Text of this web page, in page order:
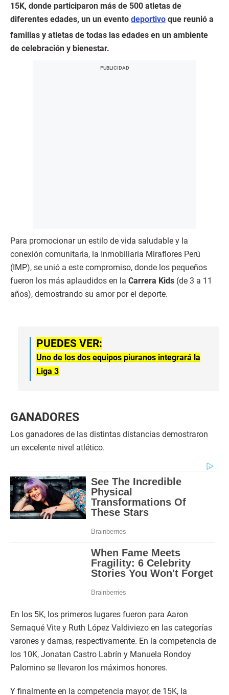
15K, donde participaron más de 500 atletas de
diferentes edades, un un evento deportivo que reunió a
familias y atletas de todas las edades en un ambiente
de celebración y bienestar.
Para promocionar un estilo de vida saludable y la
conexión comunitaria, la Inmobiliaria Miraflores Perú
(IMP), se unió a este compromiso, donde los pequeños
fueron los más aplaudidos en la Carrera Kids (de 3 a 11
años), demostrando su amor por el deporte.
PUEDES VER:
Uno de los dos equipos piuranos integrará la
Liga 3
GANADORES
Los ganadores de las distintas distancias demostraron
un excelente nivel atlético.
En los 5K, los primeros lugares fueron para Aaron
Sernaqué Vite y Ruth López Valdiviezo en las categorías
varones y damas, respectivamente. En la competencia de
los 10K, Jonatan Castro Labrín y Manuela Rondoy
Palomino se llevaron los máximos honores.
Y finalmente en la competencia mayor, de 15K, la